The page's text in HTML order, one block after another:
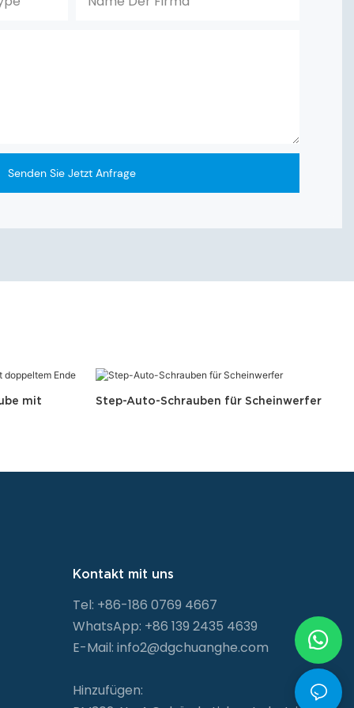
Senden Sie Jetzt Anfrage
mit
Step-Auto-Schrauben für Scheinwerfer
Kontakt mit uns
Tel: +86-186 0769 4667
WhatsApp: +86 139 2435 4639
E-Mail: info2@dgchuanghe.com
Hinzufügen: